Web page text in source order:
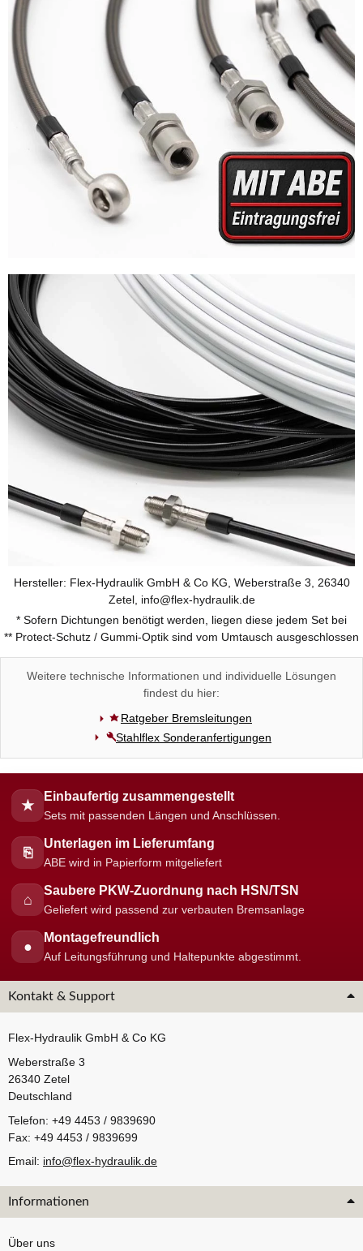
Hersteller: Flex-Hydraulik GmbH & Co KG, Weberstraße 3, 26340
Zetel, info@flex-hydraulik.de
* Sofern Dichtungen benötigt werden, liegen diese jedem Set bei
** Protect-Schutz / Gummi-Optik sind vom Umtausch ausgeschlossen
Weitere technische Informationen und individuelle Lösungen
findest du hier:
Ratgeber Bremsleitungen
Stahlflex Sonderanfertigungen
★
Einbaufertig zusammengestellt
Sets mit passenden Längen und Anschlüssen.
⎘
Unterlagen im Lieferumfang
ABE wird in Papierform mitgeliefert
⌂
Saubere PKW-Zuordnung nach HSN/TSN
Geliefert wird passend zur verbauten Bremsanlage
●
Montagefreundlich
Auf Leitungsführung und Haltepunkte abgestimmt.
Kontakt & Support
Flex-Hydraulik GmbH & Co KG
Weberstraße 3
26340 Zetel
Deutschland
Telefon: +49 4453 / 9839690
Fax: +49 4453 / 9839699
Email: info@flex-hydraulik.de
Informationen
Über uns